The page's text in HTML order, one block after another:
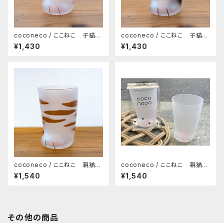
coconeco / ここねこ 子猫タ
ンブラー 230ml（トラ）
¥1,430
coconeco / ここねこ 子猫タ
ンブラー 230ml（ブチ）
¥1,430
coconeco / ここねこ 親猫タ
ンブラー 300ml（トラ）
¥1,540
coconeco / ここねこ 親猫タ
ンブラー 300ml（ムジ）
¥1,540
その他の商品